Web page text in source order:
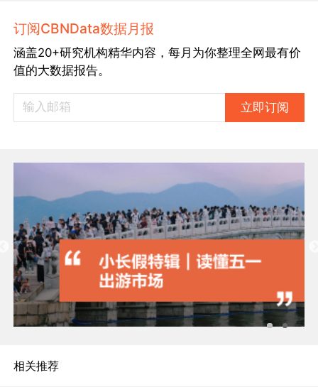
订阅CBNData数据月报
涵盖20+研究机构精华内容，每月为你整理全网最有价
值的大数据报告。
立即订阅
相关推荐